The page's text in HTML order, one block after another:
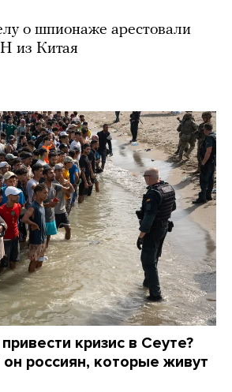
о шпионаже арестовали
из Китая
кризис в Сеуте?
россиян, которые живут